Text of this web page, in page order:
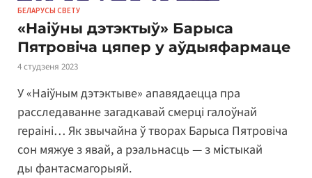
БЕЛАРУСЫ СВЕТУ
«Наіўны дэтэктыў» Барыса
Пятровіча цяпер у аўдыяфармаце
4 студзеня 2023
У «Наіўным дэтэктыве» апавядаецца пра
расследаванне загадкавай смерці галоўнай
гераіні… Як звычайна ў творах Барыса Пятровіча
сон мяжуе з явай, а рэальнасць — з містыкай
ды фантасмагорыяй.